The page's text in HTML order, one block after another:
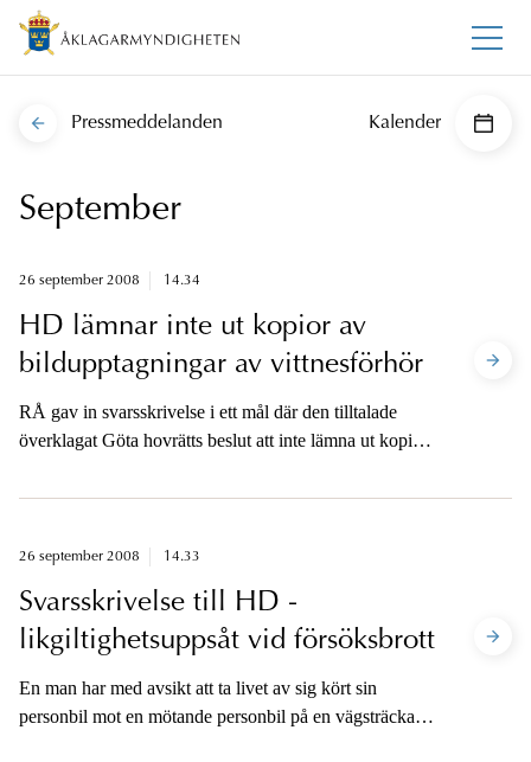
Pressmeddelanden Kalender
September
26 september 2008 14.34
HD lämnar inte ut kopior av
bildupptagningar av vittnesförhör
RÅ gav in svarsskrivelse i ett mål där den tilltalade
överklagat Göta hovrätts beslut att inte lämna ut kopior
tingsrätt.
26 september 2008 14.33
Svarsskrivelse till HD -
likgiltighetsuppsåt vid försöksbrott
En man har med avsikt att ta livet av sig kört sin
personbil mot en mötande personbil på en vägsträcka